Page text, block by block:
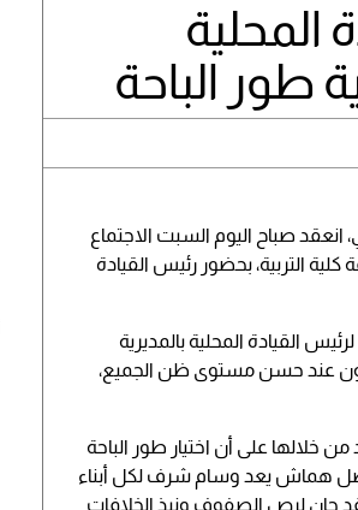
المحلية
طور الباحة
انعقد صباح اليوم السبت الاجتماع
كلية التربية، بحضور رئيس القيادة
القيادة المحلية بالمديرية
عند حسن مستوى ظن الجميع،
خلالها على أن اختيار طور الباحة
هماش يعد وسام شرف لكل أبناء
قد حان لرص الصفوف ونبذ الخلافات